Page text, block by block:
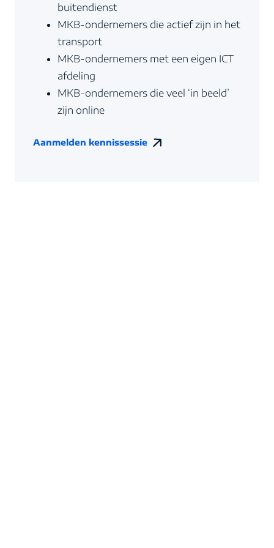
buitendienst
MKB-ondernemers die actief zijn in het
transport
MKB-ondernemers met een eigen ICT
afdeling
MKB-ondernemers die veel ‘in beeld’
zijn online
Aanmelden kennissessie